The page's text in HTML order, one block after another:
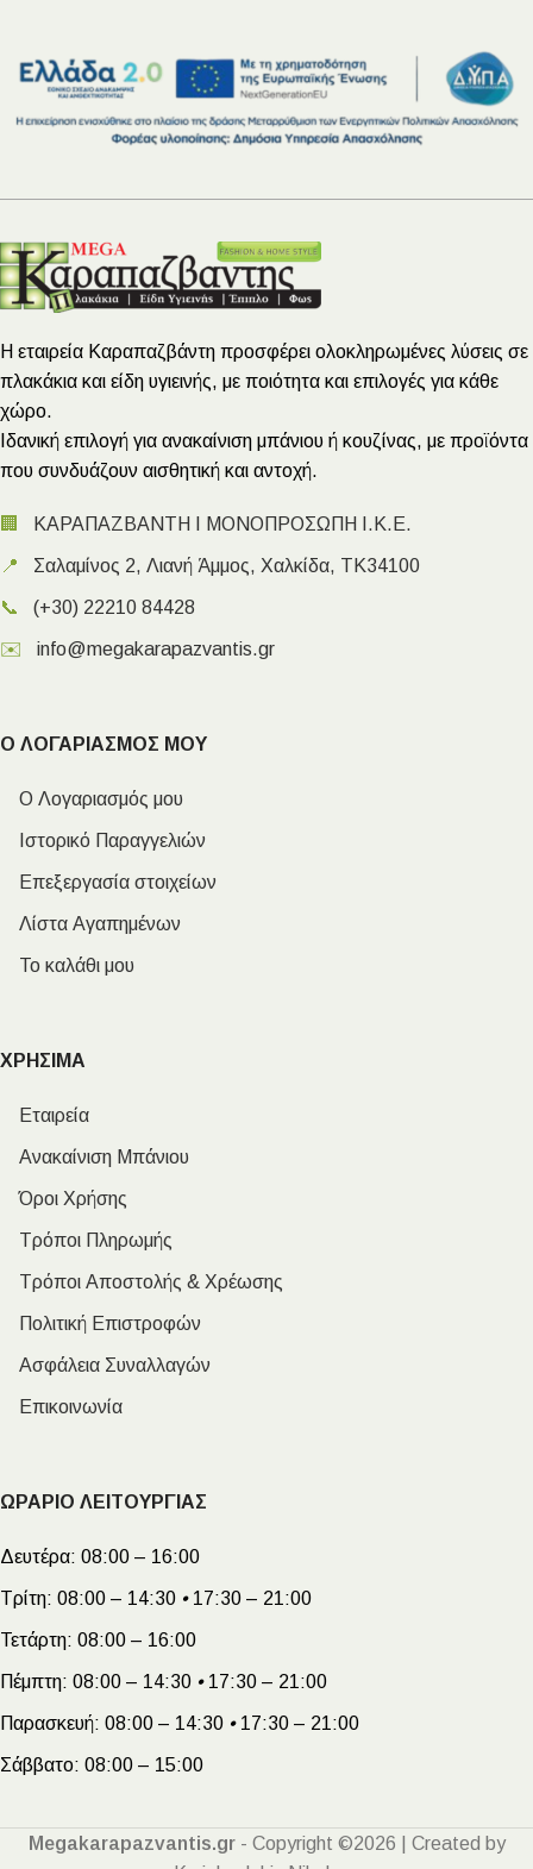
Η εταιρεία Καραπαζβάντη προσφέρει ολοκληρωμένες λύσεις σε
πλακάκια και είδη υγιεινής, με ποιότητα και επιλογές για κάθε
χώρο.
Ιδανική επιλογή για ανακαίνιση μπάνιου ή κουζίνας, με προϊόντα
που συνδυάζουν αισθητική και αντοχή.
🏢 ΚΑΡΑΠΑΖΒΑΝΤΗ Ι ΜΟΝΟΠΡΟΣΩΠΗ Ι.Κ.Ε.
📍 Σαλαμίνος 2, Λιανή Άμμος, Χαλκίδα, ΤΚ34100
📞 (+30) 22210 84428
✉️ info@megakarapazvantis.gr
Ο ΛΟΓΑΡΙΑΣΜΟΣ ΜΟΥ
Ο Λογαριασμός μου
Ιστορικό Παραγγελιών
Επεξεργασία στοιχείων
Λίστα Αγαπημένων
Το καλάθι μου
ΧΡΗΣΙΜΑ
Εταιρεία
Ανακαίνιση Μπάνιου
Όροι Χρήσης
Τρόποι Πληρωμής
Τρόποι Αποστολής & Χρέωσης
Πολιτική Επιστροφών
Ασφάλεια Συναλλαγών
Επικοινωνία
ΩΡΑΡΙΟ ΛΕΙΤΟΥΡΓΙΑΣ
Δευτέρα: 08:00 – 16:00
Τρίτη: 08:00 – 14:30 •17:30 – 21:00
Τετάρτη: 08:00 – 16:00
Πέμπτη: 08:00 – 14:30 •17:30 – 21:00
Παρασκευή: 08:00 – 14:30 •17:30 – 21:00
Σάββατο: 08:00 – 15:00
Megakarapazvantis.gr- Copyright ©2026 | Created by